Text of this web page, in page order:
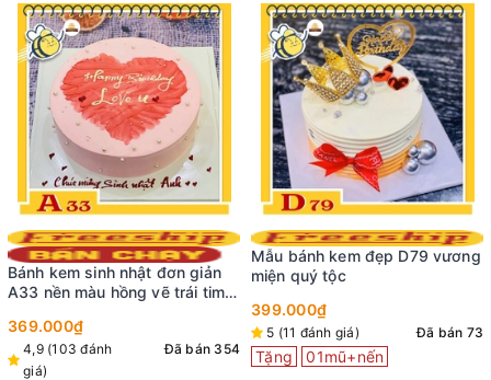
Bánh kem sinh nhật đơn giản
A33 nền màu hồng vẽ trái tim
tượng
369.000₫
4,9 (103 đánh
giá)
Đã bán 354
Mẫu bánh kem đẹp D79 vương
miện quý tộc
399.000₫
5 (11 đánh giá) Đã bán 73
Tặng 01mũ+nến